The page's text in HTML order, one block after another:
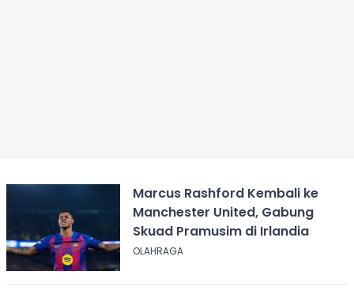
Marcus Rashford Kembali ke
Manchester United, Gabung
Skuad Pramusim di Irlandia
OLAHRAGA